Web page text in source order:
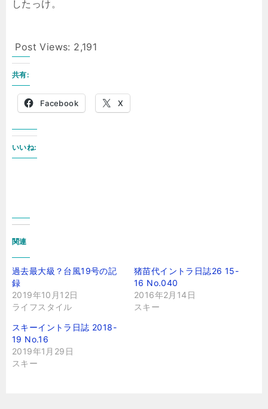
したっけ。
Post Views: 2,191
共有:
Facebook X
いいね:
関連
過去最大級？台風19号の記
録
2019年10月12日
ライフスタイル
猪苗代イントラ日誌26 15-
16 No.040
2016年2月14日
スキー
スキーイントラ日誌 2018-
19 No.16
2019年1月29日
スキー